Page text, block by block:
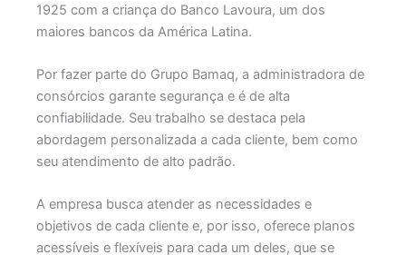
1925 com a criança do Banco Lavoura, um dos
maiores bancos da América Latina.
Por fazer parte do Grupo Bamaq, a administradora de
consórcios garante segurança e é de alta
confiabilidade. Seu trabalho se destaca pela
abordagem personalizada a cada cliente, bem como
seu atendimento de alto padrão.
A empresa busca atender as necessidades e
objetivos de cada cliente e, por isso, oferece planos
acessíveis e flexíveis para cada um deles, que se